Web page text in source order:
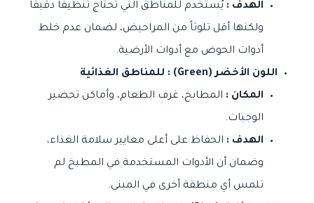
الهدف : يُستخدم للمناطق التي تحتاج تنظيفاً دقيقاً
ولكنها أقل تلوثاً من المراحيض، لضمان عدم خلط
أدوات الحوض مع أدوات الأرضية.
اللون الأخضر (Green) : للمناطق الغذائية
المكان : المطابخ، غرف الطعام، وأماكن تحضير
الوجبات.
الهدف : الحفاظ على أعلى معايير سلامة الغذاء،
وضمان أن الأدوات المستخدمة في المطبخ لم
تلمس أي منطقة أخرى في المبنى.